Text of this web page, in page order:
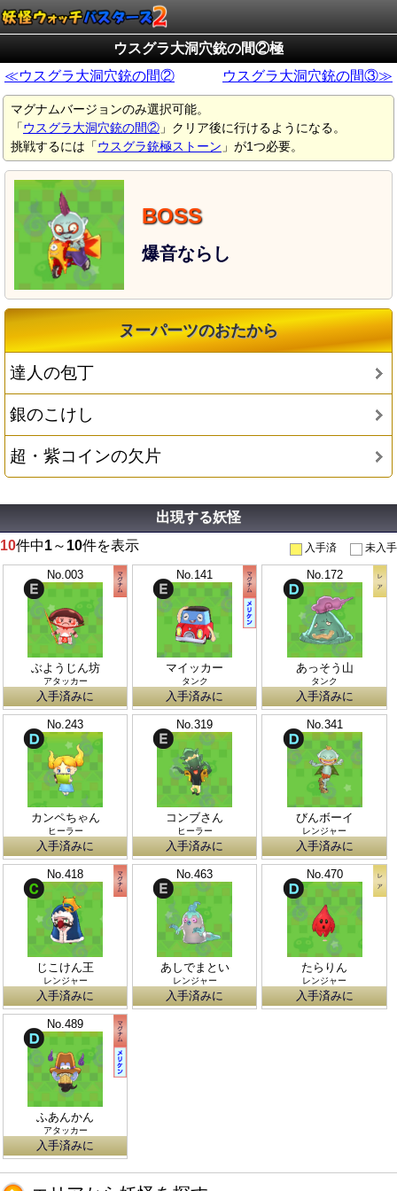
ウスグラ大洞穴銃の間②極
≪ウスグラ大洞穴銃の間②
ウスグラ大洞穴銃の間③≫
マグナムバージョンのみ選択可能。
「ウスグラ大洞穴銃の間② 」クリア後に行けるようになる。
挑戦するには「ウスグラ銃極ストーン 」が1つ必要。
爆音ならし
ヌーパーツのおたから
達人の包丁
銀のこけし
超・紫コインの欠片
出現する妖怪
10件中1～ 10件を表示 入手済 未入手
No.003
ぶようじん坊
アタッカー
入手済みに
No.141
マイッカー
タンク
入手済みに
No.172
あっそう山
タンク
入手済みに
No.243
カンペちゃん
ヒーラー
入手済みに
No.319
コンブさん
ヒーラー
入手済みに
No.341
びんボーイ
レンジャー
入手済みに
No.418
じこけん王
レンジャー
入手済みに
No.463
あしでまとい
レンジャー
入手済みに
No.470
たらりん
レンジャー
入手済みに
No.489
ふあんかん
アタッカー
入手済みに